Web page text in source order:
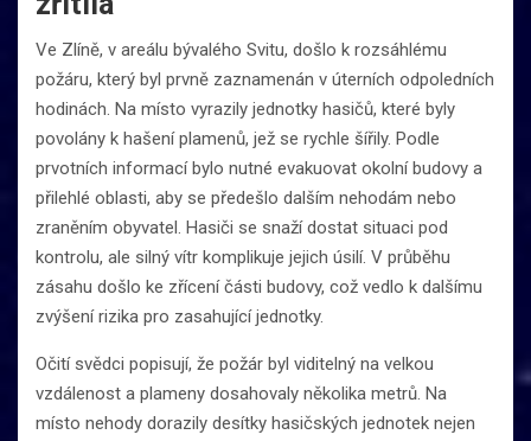
Ve Zlíně, v areálu bývalého Svitu, došlo k rozsáhlému
požáru, který byl prvně zaznamenán v úterních odpoledních
hodinách. Na místo vyrazily jednotky hasičů, které byly
povolány k hašení plamenů, jež se rychle šířily. Podle
prvotních informací bylo nutné evakuovat okolní budovy a
přilehlé oblasti, aby se předešlo dalším nehodám nebo
zraněním obyvatel. Hasiči se snaží dostat situaci pod
kontrolu, ale silný vítr komplikuje jejich úsilí. V průběhu
zásahu došlo ke zřícení části budovy, což vedlo k dalšímu
zvýšení rizika pro zasahující jednotky.
Očití svědci popisují, že požár byl viditelný na velkou
vzdálenost a plameny dosahovaly několika metrů. Na
místo nehody dorazily desítky hasičských jednotek nejen